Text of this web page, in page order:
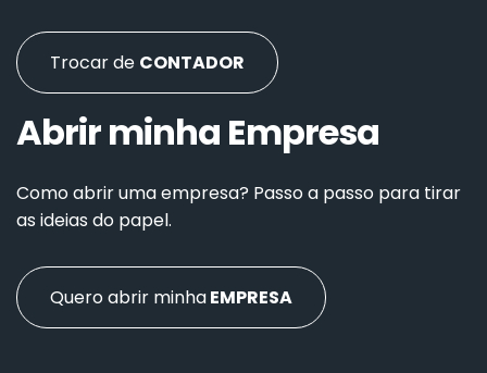
Trocar de CONTADOR
Abrir minha Empresa
Como abrir uma empresa? Passo a passo para tirar
as ideias do papel.
Quero abrir minhaEMPRESA